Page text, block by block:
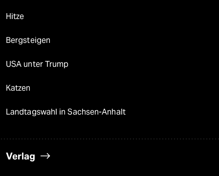
Hitze
Bergsteigen
USA unter Trump
Katzen
Landtagswahl in Sachsen-Anhalt
Verlag